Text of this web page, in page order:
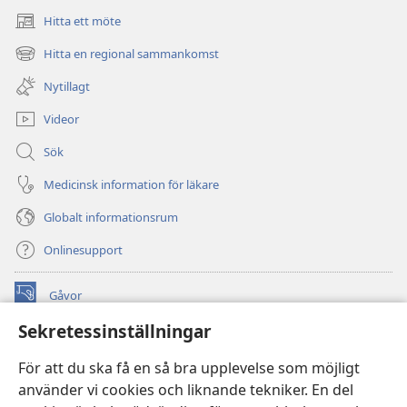
Sekretessinställningar
För att du ska få en så bra upplevelse som möjligt
använder vi cookies och liknande tekniker. En del
Hitta ett möte
(öppnar
nytt
fönster)
Hitta en regional sammankomst
(öppnar
nytt
fönster)
Nytillagt
Videor
Sök
Medicinsk information för läkare
Globalt informationsrum
Onlinesupport
Gåvor
(öppnar
fönster) Watchtower ONLINE LIBRARY™
nytt
fönster)JW Hub ®
(öppnar